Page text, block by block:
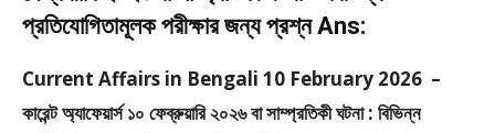
প্রতিযোগিতামূলক পরীক্ষার জন্য প্রশ্ন Ans:
Current Affairs in Bengali 10 February 2026 –
কারেন্ট অ্যাফেয়ার্স ১০ ফেব্রুয়ারি ২০২৬ বা সাম্প্রতিকী ঘটনা : বিভিন্ন